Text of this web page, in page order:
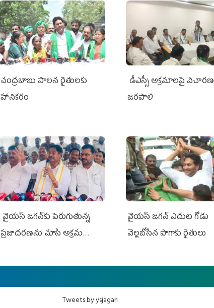
చంద్రబాబు పాలన రైతులకు
హానికరం
డీఎస్సీ అక్రమాలపై విచారణ
జరపాలి
వైయ‌స్ జగన్‌కు పెరుగుతున్న
ప్రజాదరణను చూసి అక్రమ
వైయ‌స్‌ జగన్ ఎదుట గోడు
వెల్లబోసిన పొగాకు రైతులు
Tweets by ysjagan